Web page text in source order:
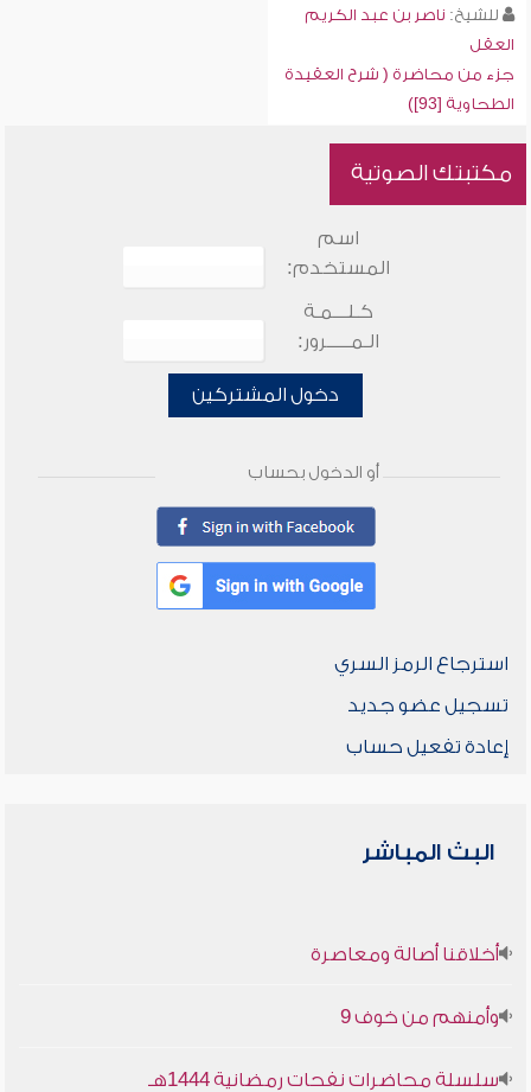
للشيخ: ناصر بن عبد الكريم
العقل
جزء من محاضرة ( شرح العقيدة
الطحاوية [93])
مكتبتك الصوتية
اسم
المستخدم:
كـلـــمـة
الـمـــــرور:
دخول المشتركين
أو الدخول بحساب
استرجاع الرمز السري
تسجيل عضو جديد
إعادة تفعيل حساب
البث المباشر
أخلاقنا أصالة ومعاصرة
وأمنهم من خوف 9
سلسلة محاضرات نفحات رمضانية 1444هـ